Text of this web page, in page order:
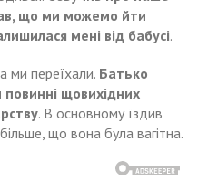
що ми можемо йти
мені від бабусі.
ми переїхали. Батько
щовихідних
. В основному їздив
що вона була вагітна.